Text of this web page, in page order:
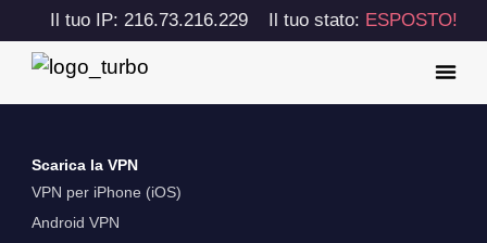
Il tuo IP: 216.73.216.229 Il tuo stato: ESPOSTO!
Scarica la VPN
VPN per iPhone (iOS)
Android VPN